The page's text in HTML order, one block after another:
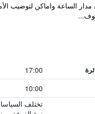
مدار الساعة واماكن لتوضيب
17:00
10:00
تختلف